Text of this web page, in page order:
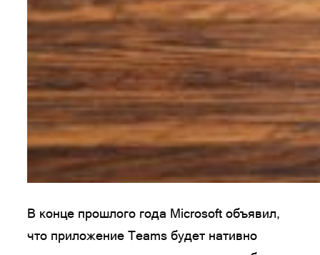
В конце прошлого года Microsoft объявил,
что приложение Teams будет нативно